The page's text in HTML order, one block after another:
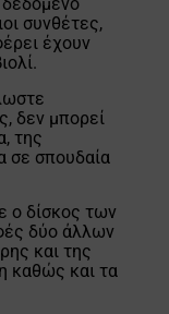
δεδομένο
συνθέτες,
έχουν
δεν μπορεί
της
σε σπουδαία
ο δίσκος των
δύο άλλων
και της
καθώς και τα